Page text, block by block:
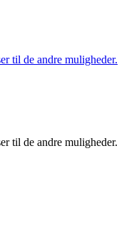
til de andre muligheder.
til de andre muligheder.